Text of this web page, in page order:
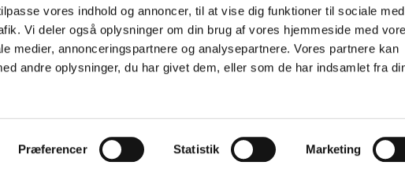
vores indhold og annoncer, til at vise dig funktioner til sociale
Vi deler også oplysninger om din brug af vores hjemmeside med
medier, annonceringspartnere og analysepartnere. Vores partnere kan
andre oplysninger, du har givet dem, eller som de har indsamlet fra
Præferencer Statistik Marketing